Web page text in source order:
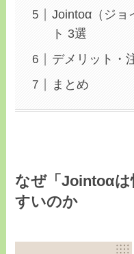
Jointoα（ジョ
ト 3選
デメリット・
まとめ
なぜ「Jointoα
すいのか